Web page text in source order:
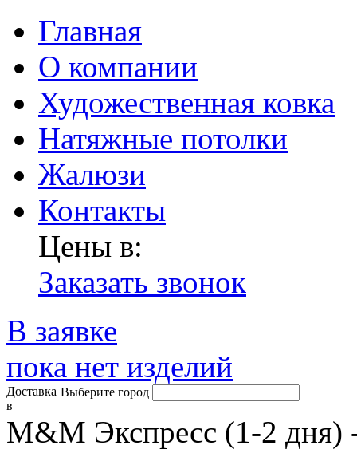
Главная
О компании
Художественная ковка
Натяжные потолки
Жалюзи
Контакты
Цены в:
Заказать звонок
В заявке
пока нет изделий
Доставка
в
Выберите город
М&М Экспресс (1-2 дня)